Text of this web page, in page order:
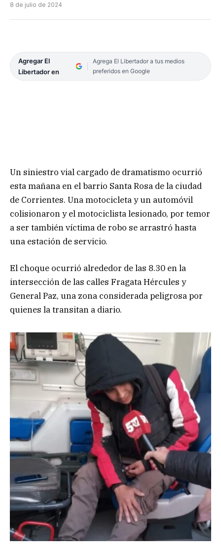
8 de julio de 2024
Agregar El
Libertador en
Agrega El Libertador a tus medios
preferidos en Google
Un siniestro vial cargado de dramatismo ocurrió
esta mañana en el barrio Santa Rosa de la ciudad
de Corrientes. Una motocicleta y un automóvil
colisionaron y el motociclista lesionado, por temor
a ser también víctima de robo se arrastró hasta
una estación de servicio.
El choque ocurrió alrededor de las 8.30 en la
intersección de las calles Fragata Hércules y
General Paz, una zona considerada peligrosa por
quienes la transitan a diario.